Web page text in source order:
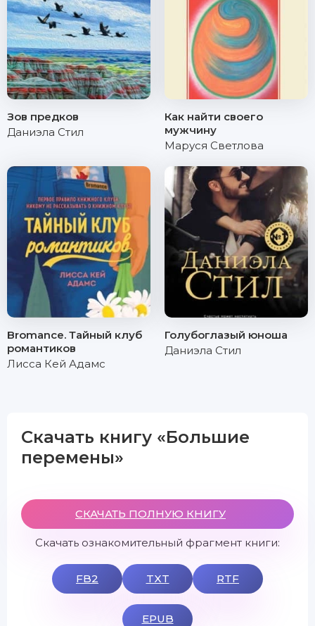
Зов предков
Даниэла Стил
Как найти своего
мужчину
Маруся Светлова
Bromance. Тайный клуб
романтиков
Лисса Кей Адамс
Голубоглазый юноша
Даниэла Стил
Скачать книгу «Большие
перемены»
СКАЧАТЬ ПОЛНУЮ КНИГУ
Скачать ознакомительный фрагмент книги:
FB2 TXT RTF
EPUB